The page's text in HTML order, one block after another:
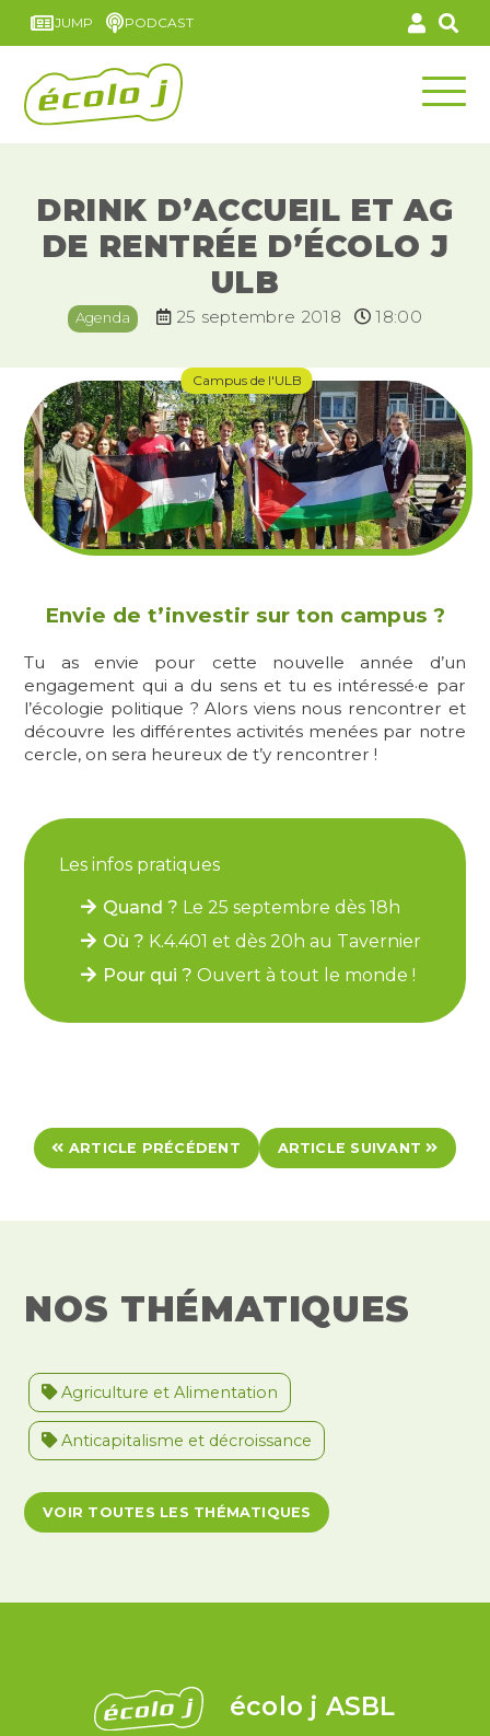
JUMP PODCAST
DRINK D’ACCUEIL ET AG
DE RENTRÉE D’ÉCOLO J
ULB
Agenda 25 septembre 2018 18:00
Campus de l'ULB
Envie de t’investir sur ton campus ?
Tu as envie pour cette nouvelle année d’un
engagement qui a du sens et tu es intéressé·e par
l’écologie politique ? Alors viens nous rencontrer et
découvre les différentes activités menées par notre
cercle, on sera heureux de t’y rencontrer !
Les infos pratiques
Quand ? Le 25 septembre dès 18h
Où ? K.4.401 et dès 20h au Tavernier
Pour qui ? Ouvert à tout le monde !
ARTICLE PRÉCÉDENT ARTICLE SUIVANT
NOS THÉMATIQUES
Agriculture et Alimentation
Anticapitalisme et décroissance
Antiracisme et décolonisation
Antivalidisme Climat et environnement
Justice et violences policières
VOIR TOUTES LES THÉMATIQUES
écolo j ASBL